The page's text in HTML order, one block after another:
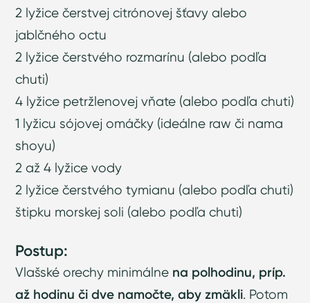
2 lyžice čerstvej citrónovej šťavy alebo
jablčného octu
2 lyžice čerstvého rozmarínu (alebo podľa
chuti)
4 lyžice petržlenovej vňate (alebo podľa chuti)
1 lyžicu sójovej omáčky (ideálne raw či nama
shoyu)
2 až 4 lyžice vody
2 lyžice čerstvého tymianu (alebo podľa chuti)
štipku morskej soli (alebo podľa chuti)
Postup:
Vlašské orechy minimálne na polhodinu, príp.
až hodinu či dve namočte, aby zmäkli. Potom